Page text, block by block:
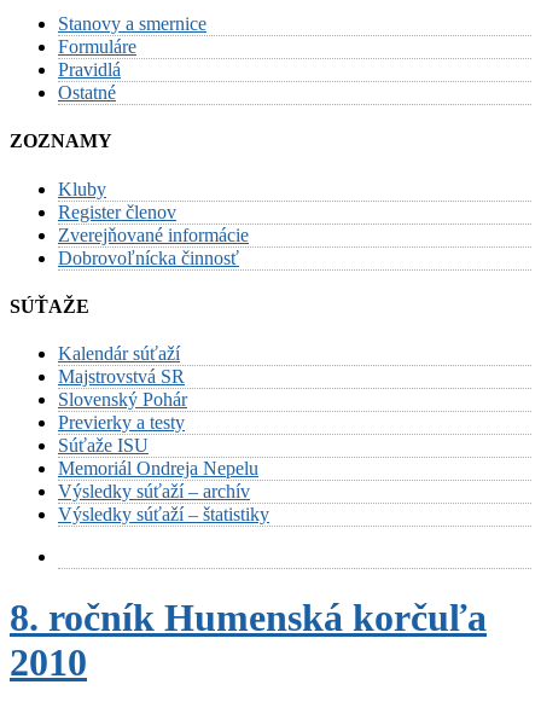
Stanovy a smernice
Formuláre
Pravidlá
Ostatné
ZOZNAMY
Kluby
Register členov
Zverejňované informácie
Dobrovoľnícka činnosť
SÚŤAŽE
Kalendár súťaží
Majstrovstvá SR
Slovenský Pohár
Previerky a testy
Súťaže ISU
Memoriál Ondreja Nepelu
Výsledky súťaží – archív
Výsledky súťaží – štatistiky
8. ročník Humenská korčuľa
2010